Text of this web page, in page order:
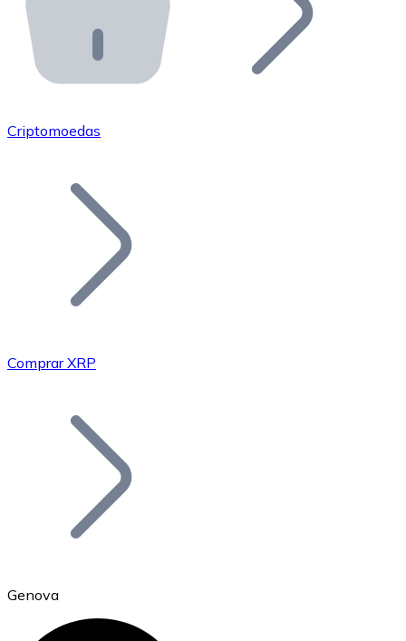
API Bitnovo
Integre nossa API no seu ecossistema.
Junte-se à nossa rede de revendedores e comercialize
Adicione o token do seu projeto ao nosso serviço de
Bitcoin
Criptomoedas
Comprar XRP
Genova